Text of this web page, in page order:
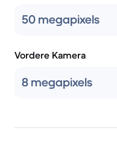
50 megapixels
Vordere Kamera
8 megapixels